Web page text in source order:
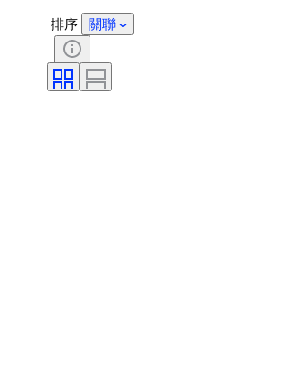
排序 關聯